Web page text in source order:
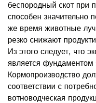
беспородный скот при
способен значительно
же время животные
резко снижают
Из этого сле­дует, что
является фундаментом
Кормопроизводство
соответствии с
вотноводческая